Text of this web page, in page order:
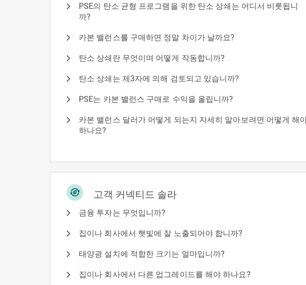
PSE의 탄소 균형 프로그램을 위한 탄소 상쇄는 어디서 비롯됩니
까?
카본 밸런스를 구매하면 정말 차이가 날까요?
탄소 상쇄란 무엇이며 어떻게 작동합니까?
탄소 상쇄는 제3자에 의해 검토되고 있습니까?
PSE는 카본 밸런스 구매로 수익을 올립니까?
카본 밸런스 달러가 어떻게 되는지 자세히 알아보려면 어떻게 해
하나요?
고객 커넥티드 솔라
금융 투자는 무엇입니까?
집이나 회사에서 햇빛에 잘 노출되어야 합니까?
태양광 설치에 적합한 크기는 얼마입니까?
집이나 회사에서 다른 업그레이드를 해야 하나요?